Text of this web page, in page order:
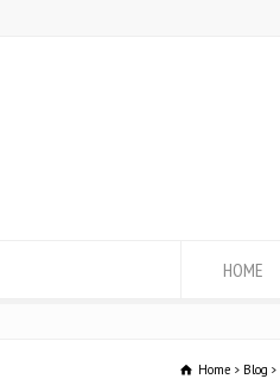
HOME
Home Blog